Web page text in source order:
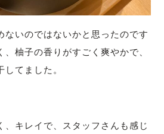
ないのではないかと思ったのです
、柚子の香りがすごく爽やかで、
てました。
、キレイで、スタッフさんも感じ